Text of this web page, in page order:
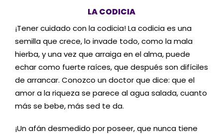
LA CODICIA
¡Tener cuidado con la codicia! La codicia es una
semilla que crece, lo invade todo, como la mala
hierba, y una vez que arraiga en el alma, puede
echar como fuerte raíces, que después son difíciles
de arrancar. Conozco un doctor que dice: que el
amor a la riqueza se parece al agua salada, cuanto
más se bebe, más sed te da.
¡Un afán desmedido por poseer, que nunca tiene